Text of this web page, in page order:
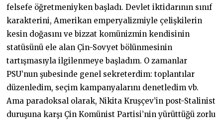
felsefe öğretmeniyken başladı. Devlet iktidarının sınıf
karakterini, Amerikan emperyalizmiyle çelişkilerin
kesin doğasını ve bizzat komünizmin kendisinin
statüsünü ele alan Çin-Sovyet bölünmesinin
tartışmasıyla ilgilenmeye başladım. O zamanlar
PSU’nun şubesinde genel sekreterdim: toplantılar
düzenledim, seçim kampanyalarını denetledim vb.
Ama paradoksal olarak, Nikita Kruşçev’in post-Stalinist
duruşuna karşı Çin Komünist Partisi’nin yürüttüğü zorlu